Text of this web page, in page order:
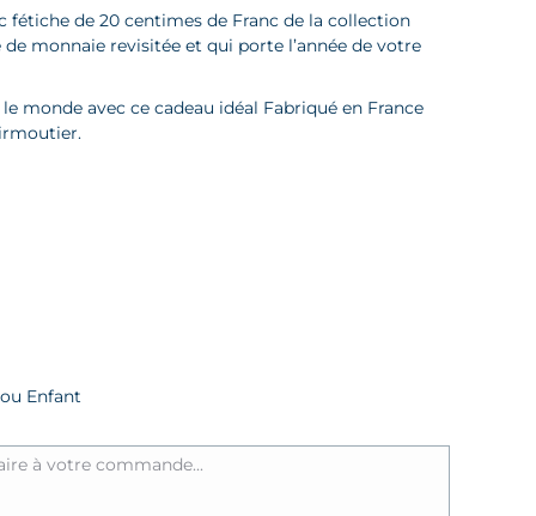
€
fétiche de 20 centimes de Franc de la collection
monnaie revisitée et qui porte l’année de votre
monde avec ce cadeau idéal Fabriqué en France
Enfant